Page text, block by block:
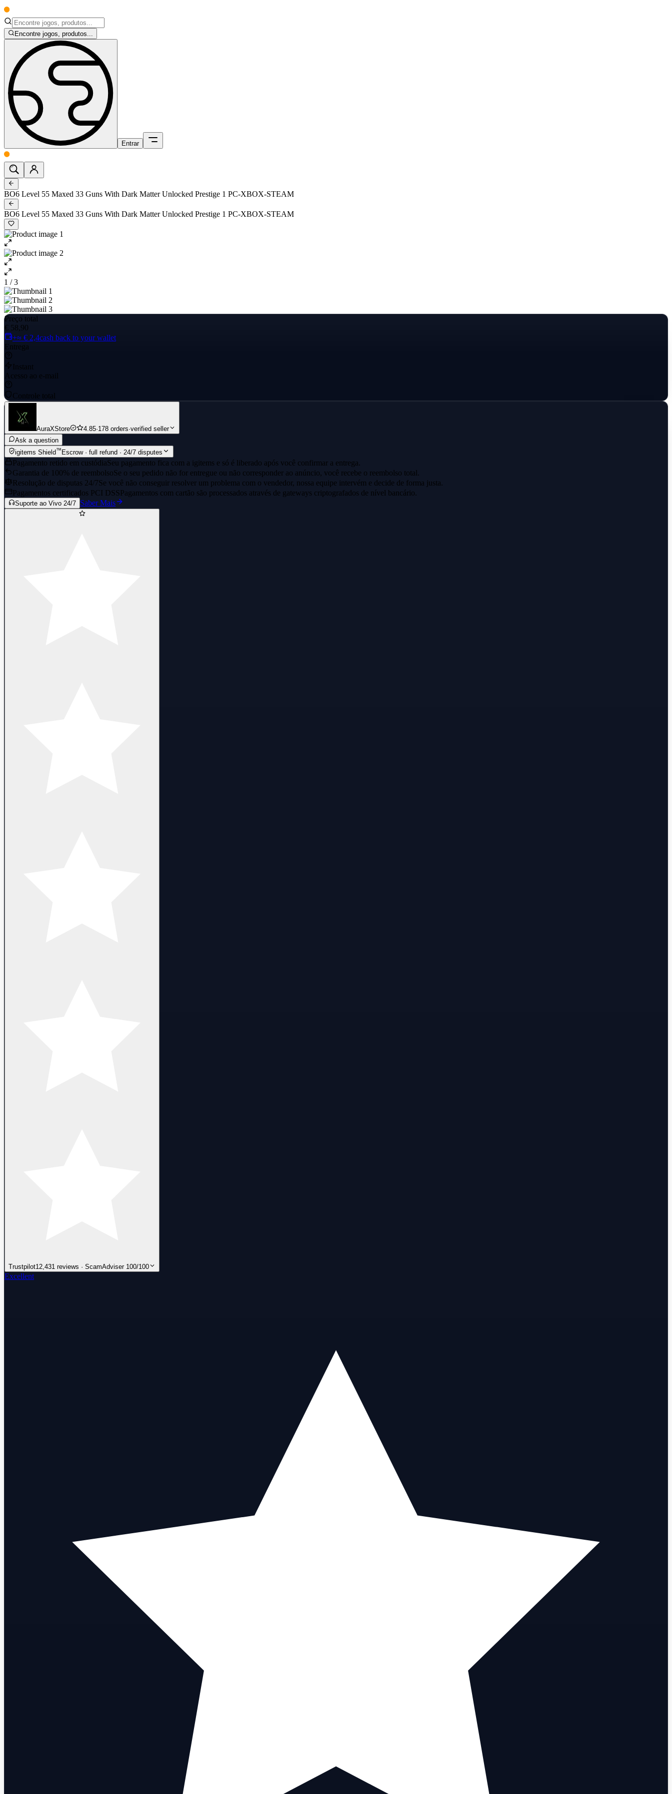
Encontre jogos, produtos...
Entrar
BO6 Level 55 Maxed 33 Guns With Dark Matter Unlocked Prestige 1 PC-XBOX-STEAM
BO6 Level 55 Maxed 33 Guns With Dark Matter Unlocked Prestige 1 PC-XBOX-STEAM
1 / 3
Preço total
€ 58,90
+≈ € 2,4cash back to your wallet
Entrega
Instant
Acesso ao e-mail
Controle total
AuraXStore 4.85·178 orders·verified seller
Ask a question
igitems Shield™Escrow · full refund · 24/7 disputes
Pagamento retido em custódiaSeu pagamento fica com a igitems e só é liberado após você confirmar a entrega.
Garantia de 100% de reembolsoSe o seu pedido não for entregue ou não corresponder ao anúncio, você recebe o reembolso total.
Resolução de disputas 24/7Se você não conseguir resolver um problema com o vendedor, nossa equipe intervém e decide de forma justa.
Pagamentos certificados PCI DSSPagamentos com cartão são processados através de gateways criptografados de nível bancário.
Suporte ao Vivo 24/7 Saber Mais
Trustpilot12,431 reviews · ScamAdviser 100/100
Excellent